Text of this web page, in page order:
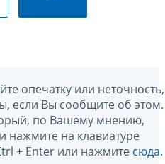
опечатку или неточность,
если Вы сообщите об этом.
по Вашему мнению,
нажмите на клавиатуре
+ Enter или нажмите сюда.